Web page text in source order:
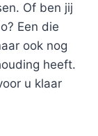
Of ben jij
Een die
ook nog
heeft.
u klaar